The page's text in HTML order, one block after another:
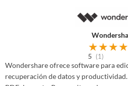
★★★★
5 (1)
Wondershare ofrece software para
recuperación de datos y